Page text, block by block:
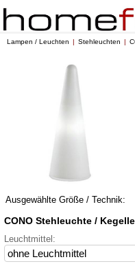
Lampen / Leuchten Stehleuchten
Ausgewählte Größe / Technik:
CONO Stehleuchte /
Leuchtmittel: